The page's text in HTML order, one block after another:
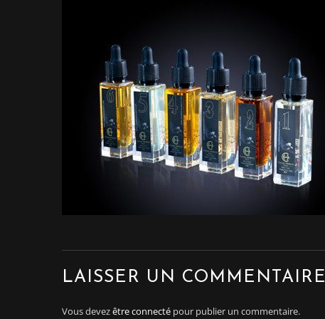
LAISSER UN COMMENTAIRE
Vous devezêtre connecté pour publier un commentaire.